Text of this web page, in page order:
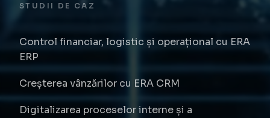
STUDII DE CAZ
Control financiar, logistic și operațional cu ERA
ERP
Creșterea vânzărilor cu ERA CRM
Digitalizarea proceselor interne și a